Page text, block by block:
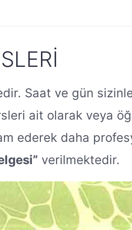
Saat ve gün
ait olarak veya
ederek daha
verilmektedir.